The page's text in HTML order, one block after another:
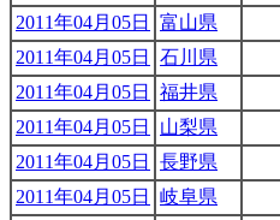
2011年04月05日
富山県
2011年04月05日
石川県
2011年04月05日
福井県
2011年04月05日
山梨県
2011年04月05日
長野県
2011年04月05日
岐阜県